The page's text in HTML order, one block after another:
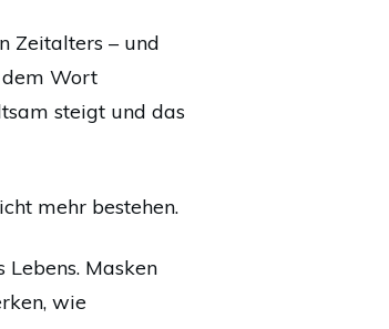
Zeitalters – und
Wort
steigt und das
mehr bestehen.
Masken
wie